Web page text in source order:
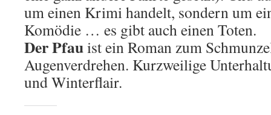
um einen Krimi handelt, sondern um
Komödie … es gibt auch einen Toten.
Der Pfauist ein Roman zum
Augenverdrehen. Kurzweilige
und Winterflair.